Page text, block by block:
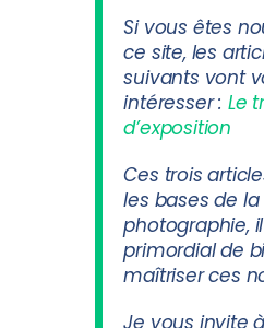
Si vous êtes
ce site, les
suivants vont
intéresser : Le
d’exposition
Ces trois
les bases de la
photographie,
primordial de
maîtriser ces
Je vous invite